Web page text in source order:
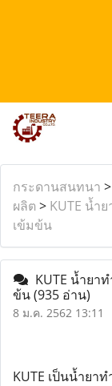
กระดานสนทนา >
ผลิต > KUTE น้ำ
เข้มข้น
KUTE น้ำยา
ข้น(935 อ่าน)
8 ม.ค. 2562 13:11
KUTE เป็นน้ำยา